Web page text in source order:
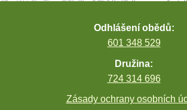
Odhlášení obědů:
601 348 529
Družina:
724 314 696
Zásady ochrany osobních